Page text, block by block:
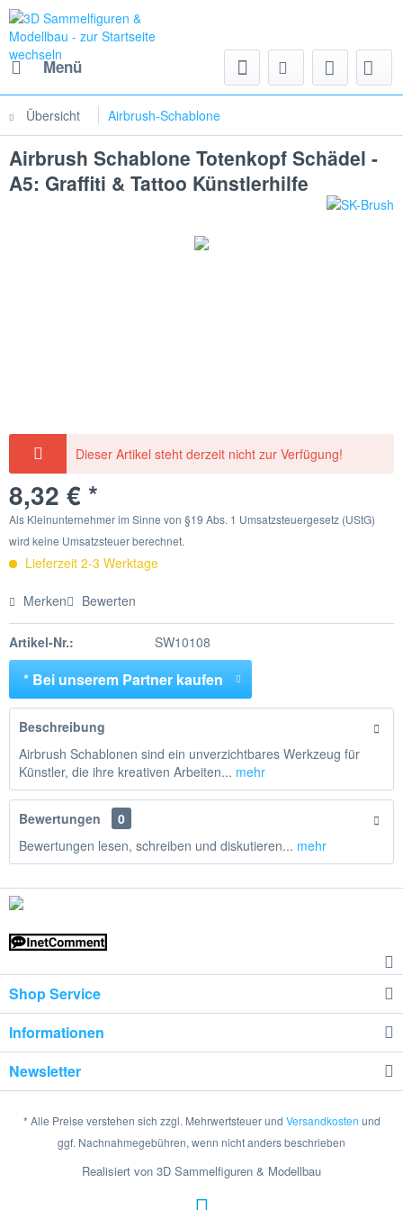
Menü
Übersicht Airbrush-Schablone
Airbrush Schablone Totenkopf Schädel -
A5: Graffiti & Tattoo Künstlerhilfe
Dieser Artikel steht derzeit nicht zur Verfügung!
8,32 € *
Als Kleinunternehmer im Sinne von §19 Abs. 1 Umsatzsteuergesetz (UStG)
wird keine Umsatzsteuer berechnet.
Lieferzeit 2-3 Werktage
Merken Bewerten
Artikel-Nr.: SW10108
* Bei unserem Partner kaufen
Beschreibung
Airbrush Schablonen sind ein unverzichtbares Werkzeug für
Künstler, die ihre kreativen Arbeiten... mehr
Bewertungen
0
Bewertungen lesen, schreiben und diskutieren... mehr
Shop Service
Informationen
Newsletter
* Alle Preise verstehen sich zzgl. Mehrwertsteuer und Versandkosten und
ggf. Nachnahmegebühren, wenn nicht anders beschrieben
Realisiert von 3D Sammelfiguren & Modellbau